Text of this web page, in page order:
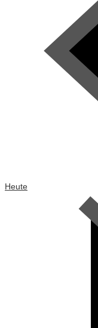
Heute